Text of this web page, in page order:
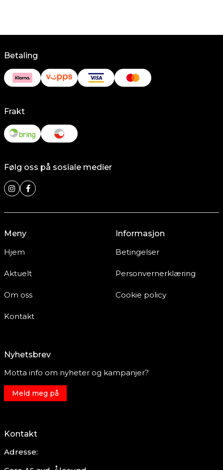
Betaling
Frakt
Følg oss på sosiale medier
Meny
Hjem
Aktuelt
Om oss
Kontakt
Informasjon
Betingelser
Personvernerklæring
Cookie policy
Nyhetsbrev
Motta info om nyheter og kampanjer?
Meld meg på
Kontakt
Adresse: